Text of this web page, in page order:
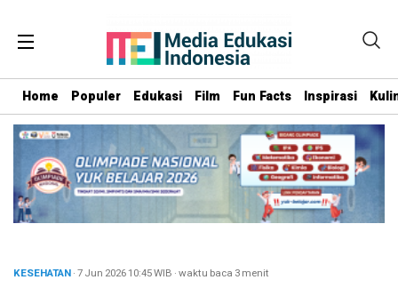
Home Populer Edukasi Film Fun Facts Inspirasi
KESEHATAN· 7 Jun 202610:45WIB ·waktu baca 3 menit